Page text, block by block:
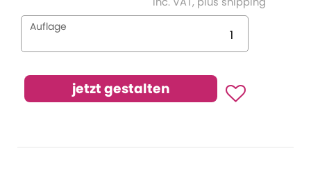
Auflage